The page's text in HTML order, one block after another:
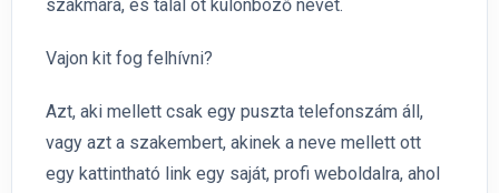
szakmára, és talál öt különböző nevet.
Vajon kit fog felhívni?
Azt, aki mellett csak egy puszta telefonszám áll,
vagy azt a szakembert, akinek a neve mellett ott
egy kattintható link egy saját, profi weboldalra, ahol